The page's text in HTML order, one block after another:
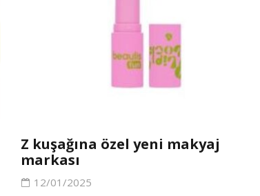
Z kuşağına özel yeni makyaj
markası
12/01/2025